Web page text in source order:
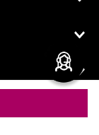
a todo